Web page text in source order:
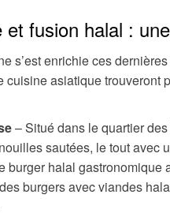
et fusion halal :
s’est enrichie ces
cuisine asiatique trouveront
– Situé dans le quartier
sautées, le tout avec
burger halal gastronomique
burgers avec viandes